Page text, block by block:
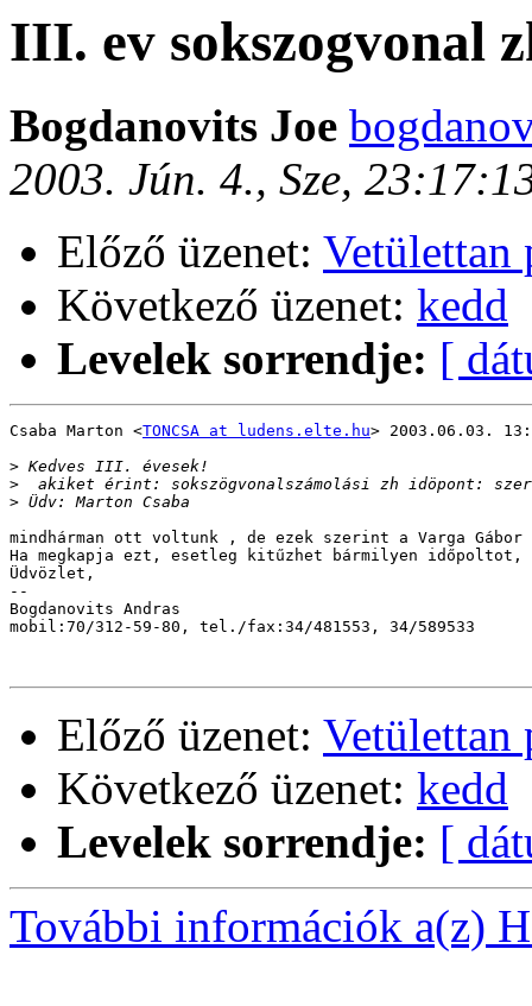
III. ev sokszogvonal
Bogdanovits Joe
2003. Jún. 4., Sze,
Előző üzenet:
Következő üzenet: kedd
Levelek sorrendje: [
Csaba Marton <TONCSA at ludens.elte.hu> 2003.06.03.
>
>
>
mindhárman ott voltunk , de ezek szerint a Varga Gábor
Ha megkapja ezt, esetleg kitűzhet bármilyen időpoltot,
Üdvözlet,
--
Bogdanovits Andras
mobil:70/312-59-80, tel./fax:34/481553, 34/589533
Előző üzenet:
Következő üzenet: kedd
Levelek sorrendje: [
További információk a(z)